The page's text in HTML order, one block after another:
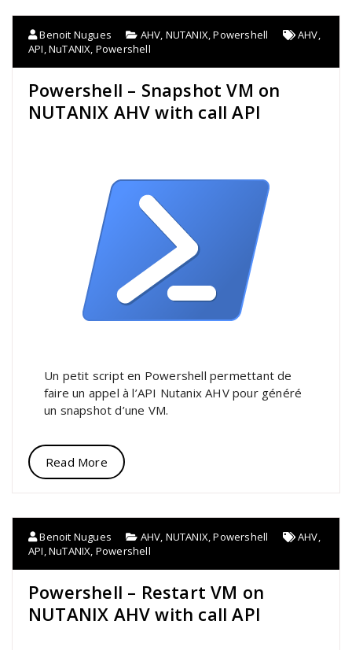
Benoit Nugues AHV NUTANIX ,Powershell AHV
API ,NuTANIX Powershell
Powershell – Snapshot VM on
NUTANIX AHV with call API
Un petit script en Powershell permettant de
faire un appel à l’API Nutanix AHV pour généré
un snapshot d’une VM.
Read More
Benoit Nugues AHV NUTANIX ,Powershell AHV
API ,NuTANIX Powershell
Powershell – Restart VM on
NUTANIX AHV with call API